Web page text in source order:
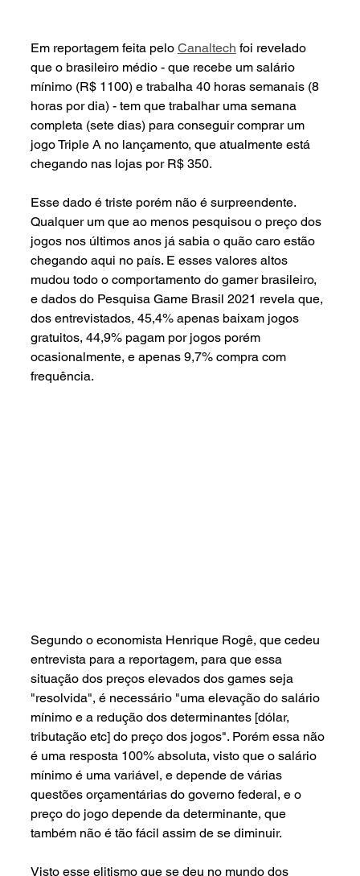
Em reportagem feita pelo Canaltech foi revelado
que o brasileiro médio - que recebe um salário
mínimo (R$ 1100) e trabalha 40 horas semanais (8
horas por dia) - tem que trabalhar uma semana
completa (sete dias) para conseguir comprar um
jogo Triple A no lançamento, que atualmente está
chegando nas lojas por R$ 350.
Esse dado é triste porém não é surpreendente.
Qualquer um que ao menos pesquisou o preço dos
jogos nos últimos anos já sabia o quão caro estão
chegando aqui no país. E esses valores altos
mudou todo o comportamento do gamer brasileiro,
e dados do Pesquisa Game Brasil 2021 revela que,
dos entrevistados, 45,4% apenas baixam jogos
gratuitos, 44,9% pagam por jogos porém
ocasionalmente, e apenas 9,7% compra com
frequência.
Segundo o economista Henrique Rogê, que cedeu
entrevista para a reportagem, para que essa
situação dos preços elevados dos games seja
"resolvida", é necessário "uma elevação do salário
mínimo e a redução dos determinantes [dólar,
tributação etc] do preço dos jogos". Porém essa não
é uma resposta 100% absoluta, visto que o salário
mínimo é uma variável, e depende de várias
questões orçamentárias do governo federal, e o
preço do jogo depende da determinante, que
também não é tão fácil assim de se diminuir.
Visto esse elitismo que se deu no mundo dos